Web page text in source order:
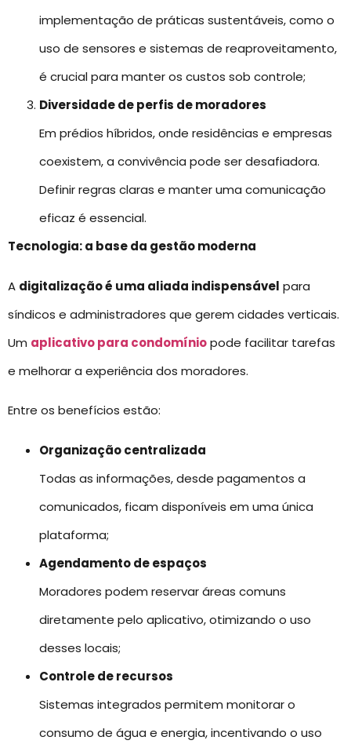
implementação de práticas sustentáveis, como o
uso de sensores e sistemas de reaproveitamento,
é crucial para manter os custos sob controle;
Diversidade de perfis de moradores
Em prédios híbridos, onde residências e empresas
coexistem, a convivência pode ser desafiadora.
Definir regras claras e manter uma comunicação
eficaz é essencial.
Tecnologia: a base da gestão moderna
A digitalização é uma aliada indispensável para
síndicos e administradores que gerem cidades verticais.
Um aplicativo para condomíniopode facilitar tarefas
e melhorar a experiência dos moradores.
Entre os benefícios estão:
Organização centralizada
Todas as informações, desde pagamentos a
comunicados, ficam disponíveis em uma única
plataforma;
Agendamento de espaços
Moradores podem reservar áreas comuns
diretamente pelo aplicativo, otimizando o uso
desses locais;
Controle de recursos
Sistemas integrados permitem monitorar o
consumo de água e energia, incentivando o uso